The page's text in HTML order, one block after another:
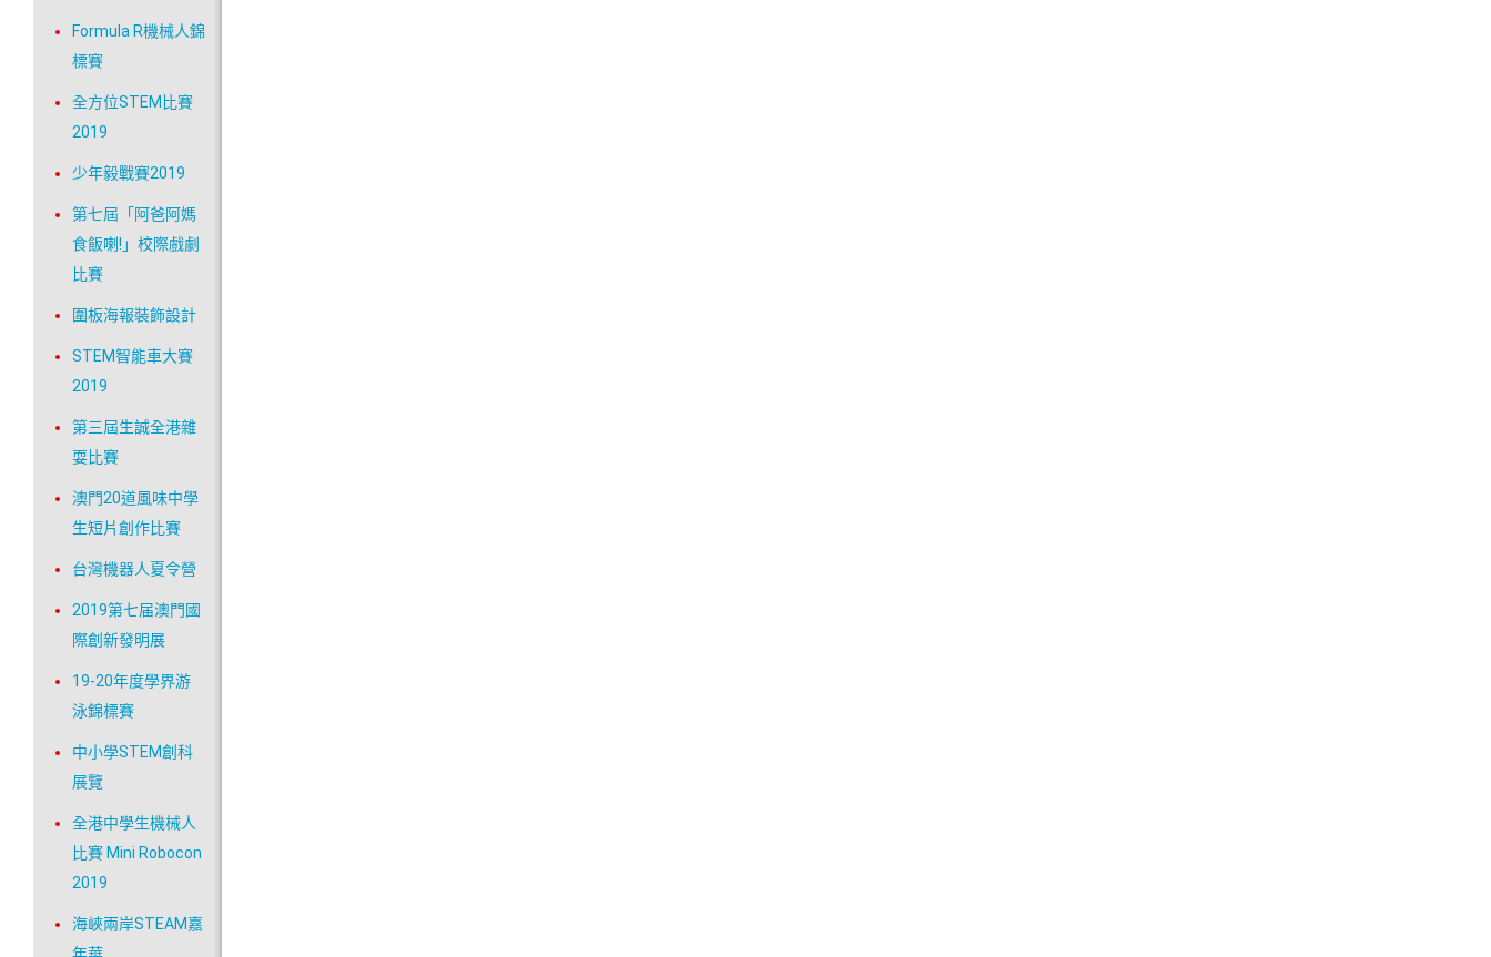
Formula R機械人錦
標賽
全方位STEM比賽
2019
少年毅戰賽2019
第七屆「阿爸阿媽
食飯喇!」校際戲劇
比賽
圍板海報裝飾設計
STEM智能車大賽
2019
第三屆生誠全港雜
耍比賽
澳門20道風味中學
生短片創作比賽
台灣機器人夏令營
2019第七届澳門國
際創新發明展
19-20年度學界游
泳錦標賽
中小學STEM創科
展覽
全港中學生機械人
比賽 Mini Robocon
2019
海峽兩岸STEAM嘉
年華